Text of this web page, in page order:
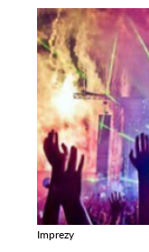
Imprezy